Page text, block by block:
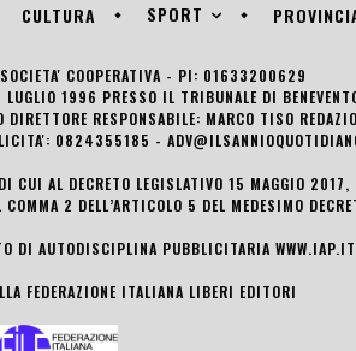
CULTURA SPORT
COOPERATIVA - PI: 01633200629
1996 PRESSO IL TRIBUNALE DI
DIRETTORE RESPONSABILE: MARCO TISO
0824355185 -
CUI AL DECRETO LEGISLATIVO 15 MAGGIO
2 DELL’ARTICOLO 5 DEL MEDESIMO
DI AUTODISCIPLINA PUBBLICITARIA WWW.IAP.IT
FEDERAZIONE ITALIANA LIBERI EDITORI